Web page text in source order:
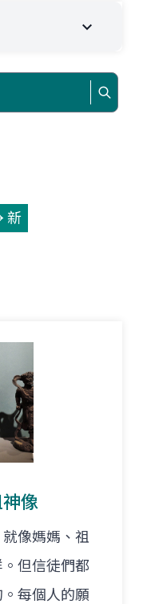
新
像
像媽媽、祖
但信徒們都
每個人的願